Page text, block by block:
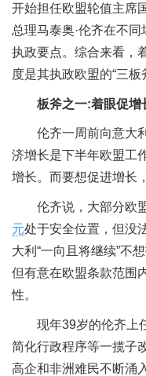
开始担任欧盟轮值主席
总理马泰奥·伦齐在不
执政要点。综合来看，
度是其执政欧盟的“三板
板斧之一:着眼促增
伦齐一周前向意大
济增长是下半年欧盟工
增长。而要想促进增长
伦齐说，大部分欧
元处于安全位置，但没
大利“一向且将继续”不
但有意在欧盟条款范围
性。
现年39岁的伦齐上
简化行政程序等一揽子
高企和非洲难民不断涌